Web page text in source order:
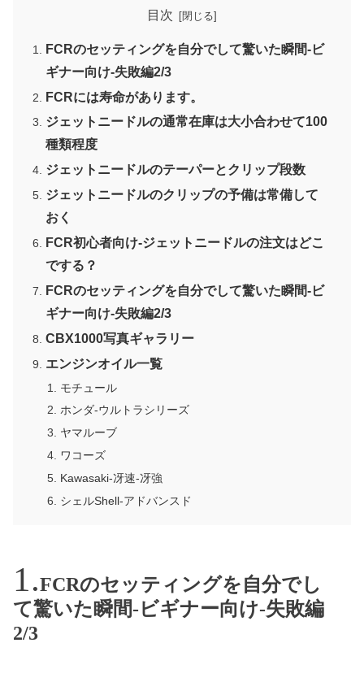
目次
FCRのセッティングを自分でして驚いた瞬間-ビ
ギナー向け-失敗編2/3
FCRには寿命があります。
ジェットニードルの通常在庫は大小合わせて100
種類程度
ジェットニードルのテーパーとクリップ段数
ジェットニードルのクリップの予備は常備して
おく
FCR初心者向け-ジェットニードルの注文はどこ
でする？
FCRのセッティングを自分でして驚いた瞬間-ビ
ギナー向け-失敗編2/3
CBX1000写真ギャラリー
エンジンオイル一覧
モチュール
ホンダ-ウルトラシリーズ
ヤマルーブ
ワコーズ
Kawasaki-冴速-冴強
シェルShell-アドバンスド
FCRのセッティングを自分でし
て驚いた瞬間-ビギナー向け-失敗編
2/3